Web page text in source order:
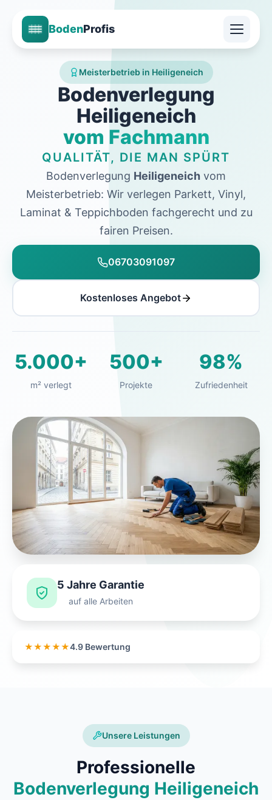
BodenProfis
Meisterbetrieb in Heiligeneich
Bodenverlegung
Heiligeneich
vom Fachmann
QUALITÄT, DIE MAN SPÜRT
Bodenverlegung Heiligeneich vom
Meisterbetrieb: Wir verlegen Parkett, Vinyl,
Laminat & Teppichboden fachgerecht und zu
fairen Preisen.
06703091097
Kostenloses Angebot
5.000+
m² verlegt
500+
Projekte
98%
Zufriedenheit
5 Jahre Garantie
auf alle Arbeiten
★★★★★4.9 Bewertung
Unsere Leistungen
Professionelle
Bodenverlegung Heiligeneich